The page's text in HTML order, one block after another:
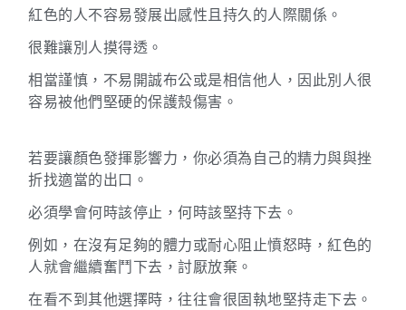
紅色的人不容易發展出感性且持久的人際關係。
很難讓別人摸得透。
相當謹慎，不易開誠布公或是相信他人，因此別人很
容易被他們堅硬的保護殼傷害。
若要讓顏色發揮影響力，你必須為自己的精力與與挫
折找適當的出口。
必須學會何時該停止，何時該堅持下去。
例如，在沒有足夠的體力或耐心阻止憤怒時，紅色的
人就會繼續奮鬥下去，討厭放棄。
在看不到其他選擇時，往往會很固執地堅持走下去。